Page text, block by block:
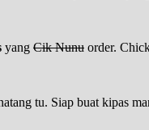
yang Cik Nunu order.
tu. Siap buat kipas